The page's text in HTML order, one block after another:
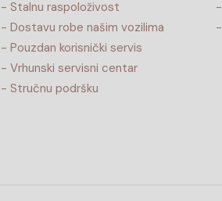
- Stalnu raspoloživost
- Dostavu robe našim vozilima
- Pouzdan korisnički servis
- Vrhunski servisni centar
- Stručnu podršku
-
-